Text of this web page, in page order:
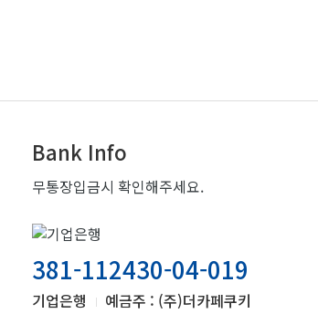
Bank Info
무통장입금시 확인해주세요.
381-112430-04-019
기업은행 예금주 : (주)더카페쿠키